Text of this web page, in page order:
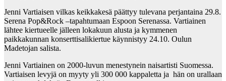
Jenni Vartiaisen vilkas keikkakesä päättyy tulevana perjantaina 29.8.
Serena Pop&Rock –tapahtumaan Espoon Serenassa. Vartiainen
lähtee kiertueelle jälleen lokakuun alusta ja kymmenen
paikkakunnan konserttisalikiertue käynnistyy 24.10. Oulun
Madetojan salista.
Jenni Vartiainen on 2000-luvun menestynein naisartisti Suomessa.
Vartiaisen levyjä on myyty yli 300 000 kappaletta ja hän on urallaan